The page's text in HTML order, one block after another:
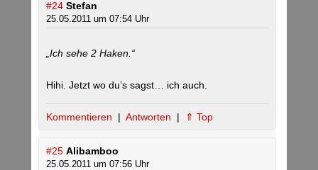
#24 Stefan
25.05.2011 um 07:54 Uhr
„Ich sehe 2 Haken.“
Hihi. Jetzt wo du’s sagst… ich auch.
Kommentieren | Antworten | ⇑ Top
#25 Alibamboo
25.05.2011 um 07:56 Uhr